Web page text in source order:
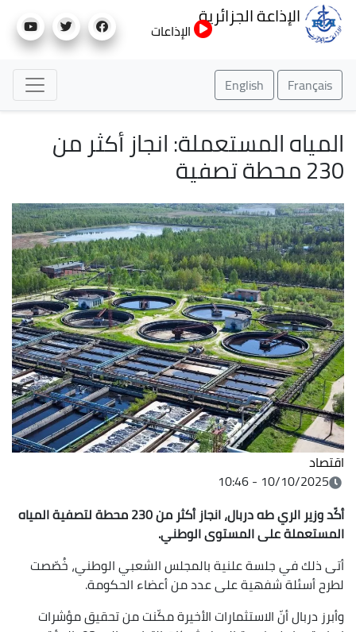
إلى
الإذاعة الجزائرية
الإذاعات
Français
English
المياه المستعملة: انجاز أكثر من
230 محطة تصفية
اقتصاد
10/10/2025 - 10:46
أكّد وزير الري طه دربال، انجاز أكثر من 230 محطة لتصفية المياه
المستعملة على المستوى الوطني.
أتى ذلك في جلسة علنية بالمجلس الشعبي الوطني، خُصّصت
لطرح أسئلة شفهية على عدد من أعضاء الحكومة.
وأبرز دربال أنّ الاستثمارات الأخيرة مكّنت من تحقيق مؤشرات